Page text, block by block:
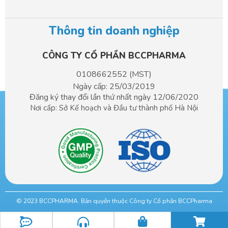
Thông tin doanh nghiệp
CÔNG TY CỔ PHẦN BCCPHARMA​
0108662552 (MST)
Ngày cấp: 25/03/2019
Đăng ký thay đổi lần thứ nhất ngày 12/06/2020
Nơi cấp: Sở Kế hoạch và Đầu tưthành phố Hà Nội
© 2023 BCCPHARMA. Bản quyền thuộc Công ty Cổ phần BCCPharma